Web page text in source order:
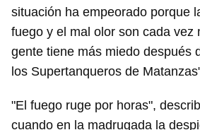
situación ha empeorado porque
fuego y el mal olor son cada vez
gente tiene más miedo después
los Supertanqueros de
"El fuego ruge por horas",
cuando en la madrugada la